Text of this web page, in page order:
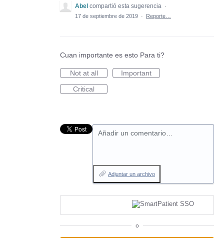
Abel compartió esta sugerencia ·
17 de septiembre de 2019 · Reporte…
Cuan importante es esto Para ti?
Not at all
Important
Critical
Añadir un comentario…
Adjuntar un archivo
o